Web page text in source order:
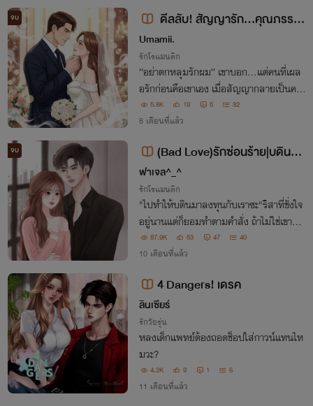
จบ
ดีลลับ! สัญญารัก...คุณภรรยา
จำเป็น [มี E-book]
Umamii.
รักโรแมนติก
“อย่าตกหลุมรักผม” เขาบอก…แต่คนที่เผล
อรักก่อนคือเขาเอง เมื่อสัญญากลายเป็นควา
มรู้สึกจริง เธอถอย...เขาตาม…จนความลับ
หัวใจปิดไม่อยู่ เมียในสัญญาคนนี้ อาจเป็นค
5.8K 19 5 32
8 เดือนที่แล้ว
จบ
(Bad Love)รักซ่อนร้าย|บดิน&ริ
สา
ฟาเจล^_^
รักโรแมนติก
"ไปทำให้บดินมาลงทุนกับเราซะ"ริสาที่ชั่งใจ
อยู่นานแต่ก็ยอมทำตามคำสั่ง ถ้าไม่ใช่เขาแฟ
นเก่าที่เธอรักที่สุดให้ตายเธอก็ไม่กลับไป "ก
ลับมาทำไมยัยคนหลายใจ"เธอมองตาอีกคน
87.9K 53 47 40
10 เดือนที่แล้ว
4 Dangers! เดรค
ลินเซียร์
รักวัยรุ่น
หลงเด็กแพทย์ต้องถอดช็อปใส่กาวน์แทนไห
มวะ?
4.2K 9 1 6
11 เดือนที่แล้ว